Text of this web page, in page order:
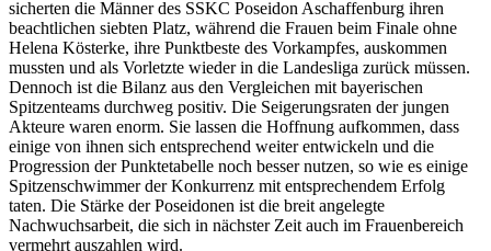
sicherten die Männer des SSKC Poseidon Aschaffenburg ihren
beachtlichen siebten Platz, während die Frauen beim Finale ohne
Helena Kösterke, ihre Punktbeste des Vorkampfes, auskommen
mussten und als Vorletzte wieder in die Landesliga zurück müssen.
Dennoch ist die Bilanz aus den Vergleichen mit bayerischen
Spitzenteams durchweg positiv. Die Seigerungsraten der jungen
Akteure waren enorm. Sie lassen die Hoffnung aufkommen, dass
einige von ihnen sich entsprechend weiter entwickeln und die
Progression der Punktetabelle noch besser nutzen, so wie es einige
Spitzenschwimmer der Konkurrenz mit entsprechendem Erfolg
taten. Die Stärke der Poseidonen ist die breit angelegte
Nachwuchsarbeit, die sich in nächster Zeit auch im Frauenbereich
vermehrt auszahlen wird.